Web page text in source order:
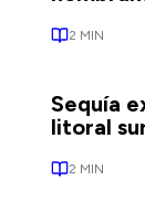
2 MIN
Sequía
litoral
2 MIN